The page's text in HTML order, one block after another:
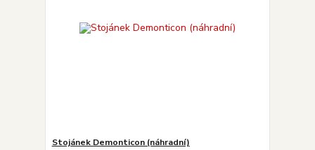
Stojánek Demonticon (náhradní)